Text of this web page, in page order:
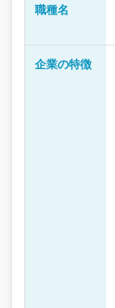
職種名
企業の特徴